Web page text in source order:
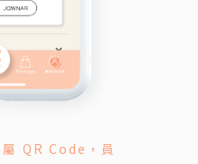
QR Code，員